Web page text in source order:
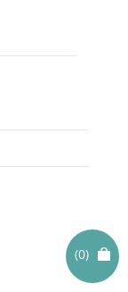
(0)